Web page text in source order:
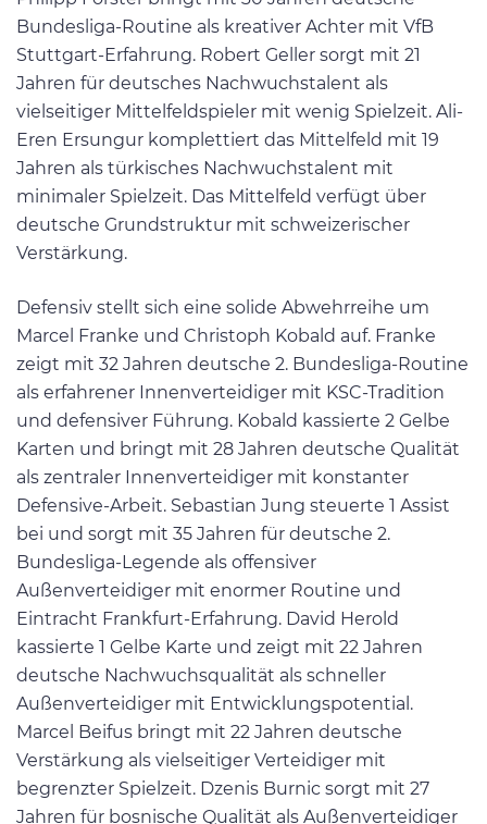
Bundesliga-Routine als kreativer Achter mit VfB
Stuttgart-Erfahrung. Robert Geller sorgt mit 21
Jahren für deutsches Nachwuchstalent als
vielseitiger Mittelfeldspieler mit wenig Spielzeit. Ali-
Eren Ersungur komplettiert das Mittelfeld mit 19
Jahren als türkisches Nachwuchstalent mit
minimaler Spielzeit. Das Mittelfeld verfügt über
deutsche Grundstruktur mit schweizerischer
Verstärkung.
Defensiv stellt sich eine solide Abwehrreihe um
Marcel Franke und Christoph Kobald auf. Franke
zeigt mit 32 Jahren deutsche 2. Bundesliga-Routine
als erfahrener Innenverteidiger mit KSC-Tradition
und defensiver Führung. Kobald kassierte 2 Gelbe
Karten und bringt mit 28 Jahren deutsche Qualität
als zentraler Innenverteidiger mit konstanter
Defensive-Arbeit. Sebastian Jung steuerte 1 Assist
bei und sorgt mit 35 Jahren für deutsche 2.
Bundesliga-Legende als offensiver
Außenverteidiger mit enormer Routine und
Eintracht Frankfurt-Erfahrung. David Herold
kassierte 1 Gelbe Karte und zeigt mit 22 Jahren
deutsche Nachwuchsqualität als schneller
Außenverteidiger mit Entwicklungspotential.
Marcel Beifus bringt mit 22 Jahren deutsche
Verstärkung als vielseitiger Verteidiger mit
begrenzter Spielzeit. Dzenis Burnic sorgt mit 27
Jahren für bosnische Qualität als Außenverteidiger